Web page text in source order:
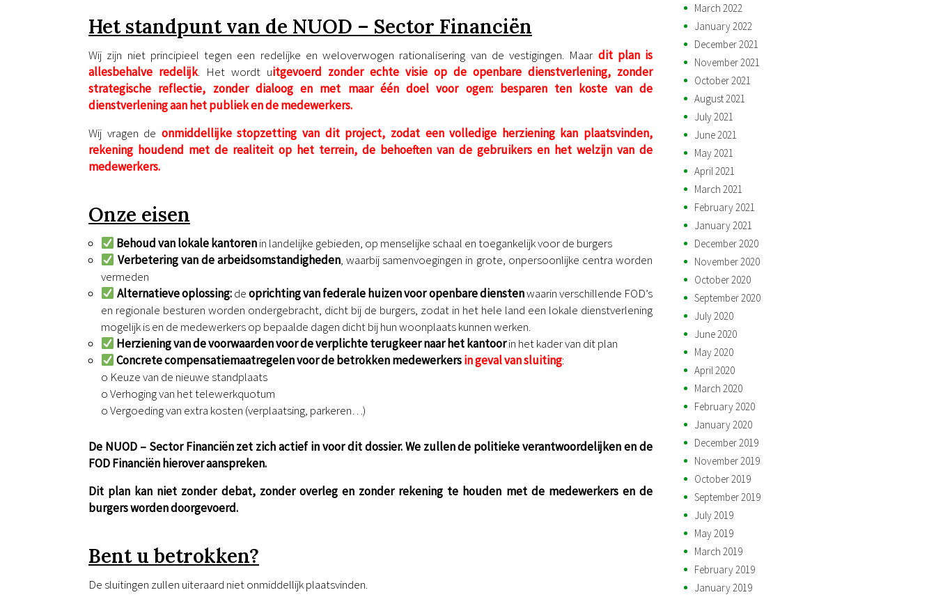
Het standpunt van de NUOD – Sector Financiën
Wij zijn niet principieel tegen een redelijke en weloverwogen rationalisering van de vestigingen. Maar dit plan is
allesbehalve redelijk. Het wordt uitgevoerd zonder echte visie op de openbare dienstverlening, zonder
strategische reflectie, zonder dialoog en met maar één doel voor ogen: besparen ten koste van de
dienstverlening aan het publiek en de medewerkers.
Wij vragen de onmiddellijke stopzetting van dit project, zodat een volledige herziening kan plaatsvinden,
rekening houdend met de realiteit op het terrein, de behoeften van de gebruikers en het welzijn van de
medewerkers.
Onze eisen
Behoud van lokale kantorenin landelijke gebieden, op menselijke schaal en toegankelijk voor de burgers
Verbetering van de arbeidsomstandigheden, waarbij samenvoegingen in grote, onpersoonlijke centra worden
vermeden
Alternatieve oplossing:deoprichting van federale huizen voor openbare dienstenwaarin verschillende FOD’s
en regionale besturen worden ondergebracht, dicht bij de burgers, zodat in het hele land een lokale dienstverlening
mogelijk is en de medewerkers op bepaalde dagen dicht bij hun woonplaats kunnen werken.
Herziening van de voorwaarden voor de verplichte terugkeer naar het kantoorin het kader van dit plan
Concrete compensatiemaatregelen voor de betrokken medewerkersin geval van sluiting:
o Keuze van de nieuwe standplaats
o Verhoging van het telewerkquotum
o Vergoeding van extra kosten (verplaatsing, parkeren…)
De NUOD – Sector Financiën zet zich actief in voor dit dossier. We zullen de politieke verantwoordelijken en de
FOD Financiën hierover aanspreken.
Dit plan kan niet zonder debat, zonder overleg en zonder rekening te houden met de medewerkers en de
burgers worden doorgevoerd.
Bent u betrokken?
De sluitingen zullen uiteraard niet onmiddellijk plaatsvinden.
March 2022
January 2022
December 2021
November 2021
October 2021
August 2021
July 2021
June 2021
May 2021
April 2021
March 2021
February 2021
January 2021
December 2020
November 2020
October 2020
September 2020
July 2020
June 2020
May 2020
April 2020
March 2020
February 2020
January 2020
December 2019
November 2019
October 2019
September 2019
July 2019
May 2019
March 2019
February 2019
January 2019